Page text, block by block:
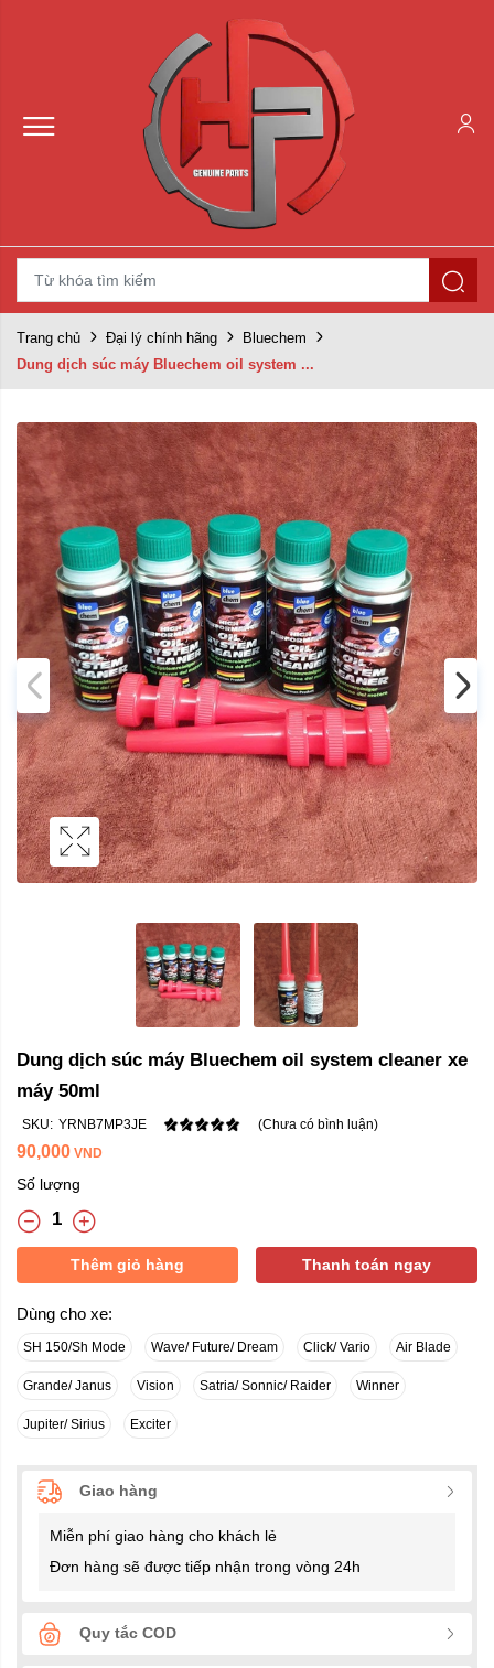
Trang chủ Đại lý chính hãng
Bluechem
Dung dịch súc máy Bluechem oil system ...
Dung dịch súc máy Bluechem oil system cleaner xe
máy 50ml
SKU: YRNB7MP3JE (Chưa có bình luận)
90,000 VND
Số lượng
Thêm giỏ hàng Thanh toán ngay
Dùng cho xe:
SH 150/Sh Mode Wave/ Future/ Dream Click/ Vario Air Blade
Grande/ Janus Vision Satria/ Sonnic/ Raider Winner
Jupiter/ Sirius Exciter
Giao hàng
Miễn phí giao hàng cho khách lẻ
Đơn hàng sẽ được tiếp nhận trong vòng 24h
Quy tắc COD